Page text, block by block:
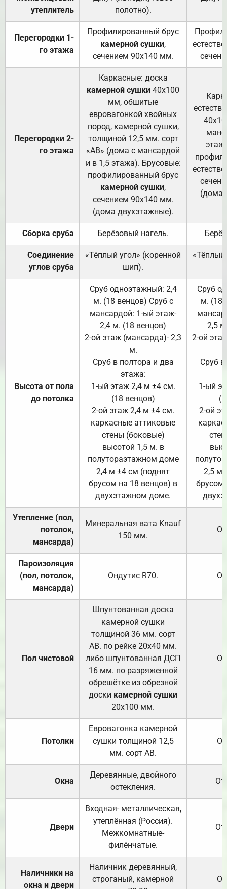
утеплитель
полотно).
Перегородки 1-
го этажа
Профилированный брус
камерной сушки,
сечением 90х140 мм.
Перегородки 2-
го этажа
Каркасные: доска
камерной сушки 40х100
мм, обшитые
евровагонкой хвойных
пород, камерной сушки,
толщиной 12,5 мм. сорт
«АВ» (дома с мансардой
и в 1,5 этажа). Брусовые:
профилированный брус
камерной сушки,
сечением 90х140 мм.
(дома двухэтажные).
(дома
Сборка сруба Берёзовый нагель.
Соединение
углов сруба
«Тёплый угол» (коренной
шип).
«Тёплый
Высота от пола
до потолка
Сруб одноэтажный: 2,4
м. (18 венцов) Сруб с
мансардой: 1-ый этаж-
2,4 м. (18 венцов)
2-ой этаж (мансарда)- 2,3
м.
Сруб в полтора и два
этажа:
1-ый этаж 2,4 м ±4 см.
(18 венцов)
2-ой этаж 2,4 м ±4 см.
каркасные аттиковые
стены (боковые)
высотой 1,5 м. в
полутораэтажном доме
2,4 м ±4 см (поднят
брусом на 18 венцов) в
двухэтажном доме.
Сруб
м. (18
2,5
2-ой
Сруб
1-ый
2-ой
2,5 м
брусом
Утепление (пол,
потолок,
мансарда)
Минеральная вата Knauf
150 мм.
Пароизоляция
(пол, потолок,
мансарда)
Ондутис R70.
Пол чистовой
Шпунтованная доска
камерной сушки
толщиной 36 мм. сорт
АВ. по рейке 20х40 мм.
либо шпунтованная ДСП
16 мм. по разряженной
обрешётке из обрезной
доски камерной сушки
20х100 мм.
Потолки
Евровагонка камерной
сушки толщиной 12,5
мм. сорт АВ.
Окна
Деревянные, двойного
остекления.
Двери
Входная- металлическая,
утеплённая (Россия).
Межкомнатные-
филёнчатые.
Наличники на
окна и двери
Наличник деревянный,
строганый, камерной